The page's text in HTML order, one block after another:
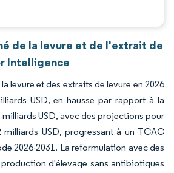
de la levure et de l'extrait de
Intelligence
levure et des extraits de levure en 2026
USD, en hausse par rapport à la
milliards USD, avec des projections pour
milliards USD, progressant à un TCAC
2026-2031. La reformulation avec des
d'élevage sans antibiotiques